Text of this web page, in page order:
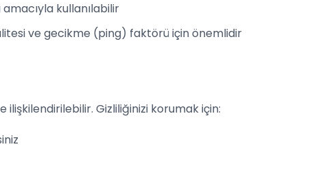
kullanılabilir
ve gecikme (ping) faktörü için önemlidir
Gizliliğinizi korumak için: